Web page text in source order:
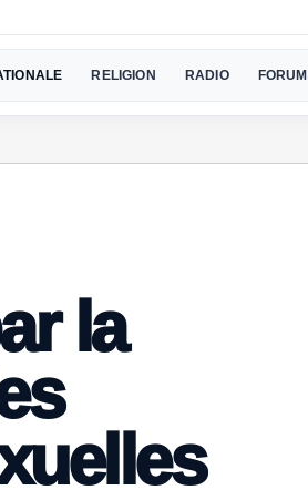
RELIGION RADIO FORUM
la